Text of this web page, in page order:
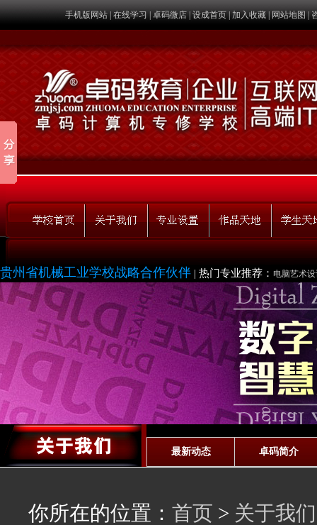
手机版网站|在线学习 |卓码微店|设成首页|加入收藏| 网站地图 |
贵州省机械工业学校战略合作伙伴 | 热门专业推荐： 电脑艺术
最新动态 卓码简介
你所在的位置： 首页 > 关于我们